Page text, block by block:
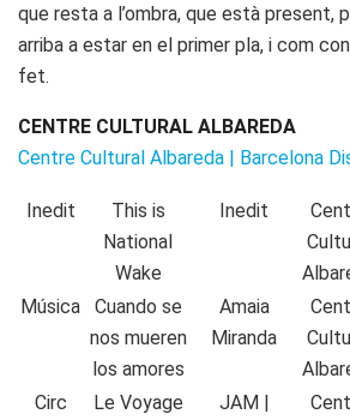
que resta a l’ombra, que està present,
arriba a estar en el primer pla, i com
fet.
CENTRE CULTURAL ALBAREDA
Centre Cultural Albareda | Barcelona
Inedit
This is
National
Wake
Inedit
Música
Cuando se
nos mueren
los amores
Amaia
Miranda
Circ Le Voyage
JAM |